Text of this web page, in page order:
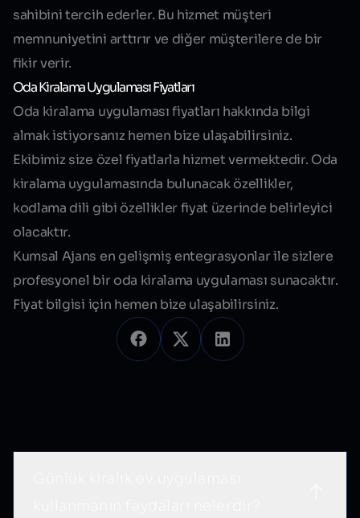
sahibini tercih ederler. Bu hizmet müşteri
memnuniyetini arttırır ve diğer müşterilere de bir
fikir verir.
Oda Kiralama Uygulaması Fiyatları
Oda kiralama uygulaması fiyatları hakkında bilgi
almak istiyorsanız hemen bize ulaşabilirsiniz.
Ekibimiz size özel fiyatlarla hizmet vermektedir. Oda
kiralama uygulamasında bulunacak özellikler,
kodlama dili gibi özellikler fiyat üzerinde belirleyici
olacaktır.
Kumsal Ajans en gelişmiş entegrasyonlar ile sizlere
profesyonel bir oda kiralama uygulaması sunacaktır.
Fiyat bilgisi için hemen bize ulaşabilirsiniz.